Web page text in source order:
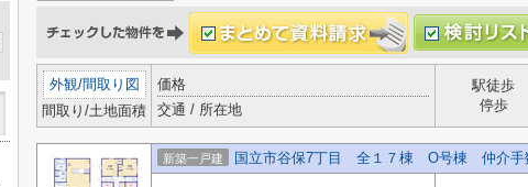
外観/間取り図
間取り/土地面積
価格
交通 / 所在地
駅徒歩
停歩
新築一戸建 国立市谷保7丁目 全１７棟 O号棟 仲介手